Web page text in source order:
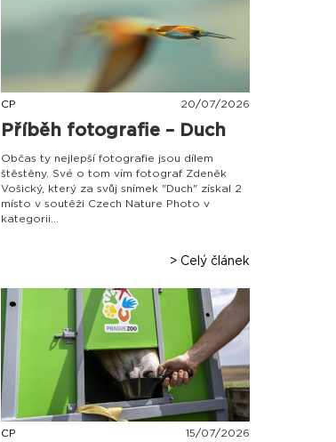
CP 20/07/2026
Příběh fotografie – Duch
Občas ty nejlepší fotografie jsou dílem
štěstěny. Své o tom vím fotograf Zdeněk
Vošický, který za svůj snímek "Duch" získal 2
místo v soutěži Czech Nature Photo v
kategorii...
> Celý článek
CP 15/07/2026